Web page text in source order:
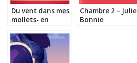
Du vent dans mes
mollets- en
Raphaele
Moussafir
Chambre 2 – Julie
Bonnie